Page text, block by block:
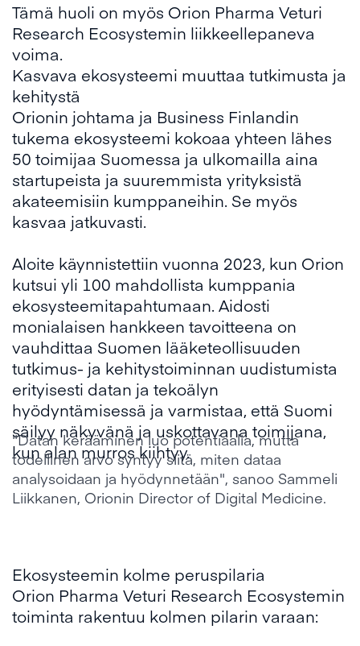
Tämä huoli on myös Orion Pharma Veturi
Research Ecosystemin liikkeellepaneva
voima.
Kasvava ekosysteemi muuttaa tutkimusta ja
kehitystä
Orionin johtama ja Business Finlandin
tukema ekosysteemi kokoaa yhteen lähes
50 toimijaa Suomessa ja ulkomailla aina
startupeista ja suuremmista yrityksistä
akateemisiin kumppaneihin. Se myös
kasvaa jatkuvasti.
Aloite käynnistettiin vuonna 2023, kun Orion
kutsui yli 100 mahdollista kumppania
ekosysteemitapahtumaan. Aidosti
monialaisen hankkeen tavoitteena on
vauhdittaa Suomen lääketeollisuuden
tutkimus- ja kehitystoiminnan uudistumista
erityisesti datan ja tekoälyn
hyödyntämisessä ja varmistaa, että Suomi
säilyy näkyvänä ja uskottavana toimijana,
kun alan murros kiihtyy.
"Datan kerääminen luo potentiaalia, mutta
todellinen arvo syntyy siitä, miten dataa
analysoidaan ja hyödynnetään", sanoo Sammeli
Liikkanen, Orionin Director of Digital Medicine.
Ekosysteemin kolme peruspilaria
Orion Pharma Veturi Research Ecosystemin
toiminta rakentuu kolmen pilarin varaan: